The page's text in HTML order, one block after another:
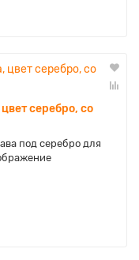
серебро, со
под серебро для